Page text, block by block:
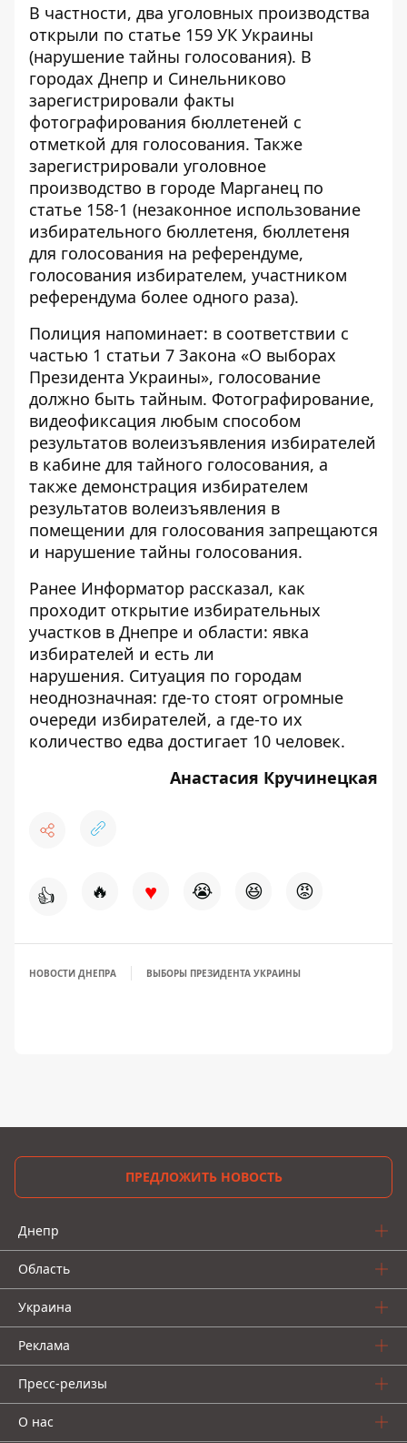
В частности, два уголовных производства
открыли по статье 159 УК Украины
(нарушение тайны голосования). В
городах Днепр и Синельниково
зарегистрировали факты
фотографирования бюллетеней с
отметкой для голосования. Также
зарегистрировали уголовное
производство в городе Марганец по
статье 158-1 (незаконное использование
избирательного бюллетеня, бюллетеня
для голосования на референдуме,
голосования избирателем, участником
референдума более одного раза).
Полиция напоминает: в соответствии с
частью 1 статьи 7 Закона «О выборах
Президента Украины», голосование
должно быть тайным. Фотографирование,
видеофиксация любым способом
результатов волеизъявления избирателей
в кабине для тайного голосования, а
также демонстрация избирателем
результатов волеизъявления в
помещении для голосования запрещаются
и нарушение тайны голосования.
Ранее Информатор рассказал, как
проходит открытие избирательных
участков в Днепре и области: явка
избирателей и есть ли
нарушения. Ситуация по городам
неоднозначная: где-то стоят огромные
очереди избирателей, а где-то их
количество едва достигает 10 человек.
Анастасия Кручинецкая
👍 🔥 ♥ 😭 😆 😡
НОВОСТИ ДНЕПРА ВЫБОРЫ ПРЕЗИДЕНТА УКРАИНЫ
ПРЕДЛОЖИТЬ НОВОСТЬ
Днепр
Область
Украина
Реклама
Пресс-релизы
О нас